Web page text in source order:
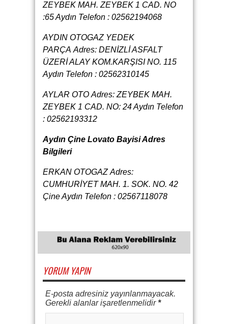
ZEYBEK MAH. ZEYBEK 1 CAD. NO
:65 Aydın Telefon : 02562194068
AYDIN OTOGAZ YEDEK
PARÇA Adres: DENİZLİ ASFALT
ÜZERİ ALAY KOM.KARŞISI NO. 115
Aydın Telefon : 02562310145
AYLAR OTO Adres: ZEYBEK MAH.
ZEYBEK 1 CAD. NO: 24 Aydın Telefon
: 02562193312
Aydın Çine Lovato Bayisi Adres
Bilgileri
ERKAN OTOGAZAdres:
CUMHURİYET MAH. 1. SOK. NO. 42
Çine Aydın Telefon : 02567118078
YORUM YAPIN
E-posta adresiniz yayınlanmayacak.
Gerekli alanlar işaretlenmelidir*